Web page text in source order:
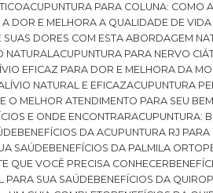
ACUPUNTURA PARA COLUNA:
A DOR E MELHORA A QUALIDADE DE VIDA
SUAS DORES COM ESTA ABORDAGEM
NATURAL
ACUPUNTURA PARA NERVO
EFICAZ PARA DOR E MELHORA DA
NATURAL E EFICAZ
ACUPUNTURA
O MELHOR ATENDIMENTO PARA SEU
E ONDE ENCONTRAR
ACUPUNTURA:
BENEFÍCIOS DA ACUPUNTURA RJ
SAÚDE
BENEFÍCIOS DA PALMILA
QUE VOCÊ PRECISA CONHECER
PARA SUA SAÚDE
BENEFÍCIOS DA